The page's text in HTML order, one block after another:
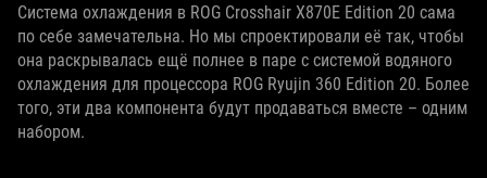
Система охлаждения в ROG Crosshair X870E Edition 20 сама
по себе замечательна. Но мы спроектировали её так, чтобы
она раскрывалась ещё полнее в паре с системой водяного
охлаждения для процессора ROG Ryujin 360 Edition 20. Более
того, эти два компонента будут продаваться вместе – одним
набором.